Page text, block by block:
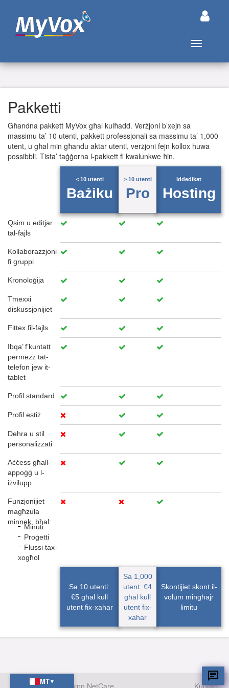
Aqleb in-
Pakketti
Għandna pakkett MyVox għal kulħadd. Verżjoni b’xejn sa
massimu ta’ 10 utenti, pakkett professjonali sa massimu ta’ 1,000
utent, u għal min għandu aktar utenti, verżjoni fejn kollox huwa
possibbli. Tista’ taġġorna l-pakkett fi kwalunkwe ħin.
< 10 utenti
Bażiku
> 10 utenti
Pro
Iddedikat
Hosting
Qsim u editjar
tal-fajls
Kollaborazzjoni
fi gruppi
Kronoloġija
Tmexxi
diskussjonijiet
Fittex fil-fajls
Ibqa’ f’kuntatt
permezz tat-
telefon jew it-
tablet
Profil standard
Profil estiż
Dehra u stil
personalizzati
Aċċess għall-
appoġġ u l-
iżvilupp
Funzjonijiet
magħżula
minnek, bħal:
Minuti
Proġetti
Flussi tax-
xogħol
Sa 10 utenti:
€5 għal kull
utent fix-xahar
Sa 1,000
utent: €4
għal kull
utent fix-
xahar
Skontijiet skont il-
volum mingħajr
limitu
Kuntatt
Imħaddem minn NetCare
MT▼